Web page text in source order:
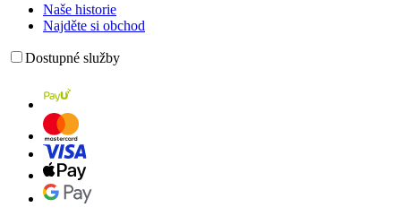
Naše historie
Najděte si obchod
Dostupné služby